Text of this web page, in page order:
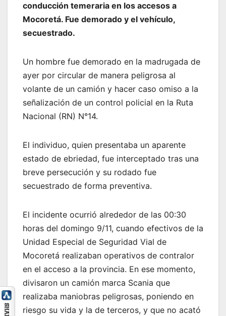
conducción temeraria en los accesos a
Mocoretá. Fue demorado y el vehículo,
secuestrado.
Un hombre fue demorado en la madrugada de
ayer por circular de manera peligrosa al
volante de un camión y hacer caso omiso a la
señalización de un control policial en la Ruta
Nacional (RN) N°14.
El individuo, quien presentaba un aparente
estado de ebriedad, fue interceptado tras una
breve persecución y su rodado fue
secuestrado de forma preventiva.
El incidente ocurrió alrededor de las 00:30
horas del domingo 9/11, cuando efectivos de la
Unidad Especial de Seguridad Vial de
Mocoretá realizaban operativos de contralor
en el acceso a la provincia. En ese momento,
divisaron un camión marca Scania que
realizaba maniobras peligrosas, poniendo en
riesgo su vida y la de terceros, y que no acató